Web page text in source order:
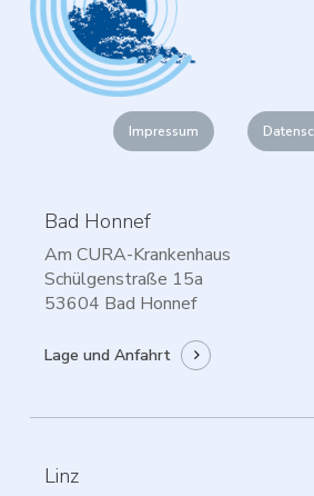
Impressum
Bad Honnef
Am CURA-Krankenhaus
Schülgenstraße 15a
53604 Bad Honnef
Lage und Anfahrt
Linz